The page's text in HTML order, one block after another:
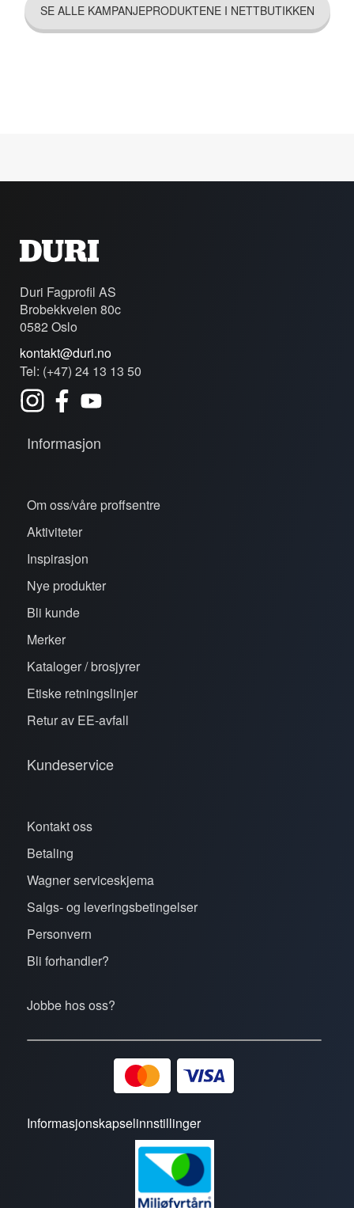
SE ALLE KAMPANJEPRODUKTENE I NETTBUTIKKEN
Duri Fagprofil AS
Brobekkveien 80c
0582 Oslo
kontakt@duri.no
Tel: (+47) 24 13 13 50
Informasjon
Om oss/våre proffsentre
Aktiviteter
Inspirasjon
Nye produkter
Bli kunde
Merker
Kataloger / brosjyrer
Etiske retningslinjer
Retur av EE-avfall
Kundeservice
Kontakt oss
Betaling
Wagner serviceskjema
Salgs- og leveringsbetingelser
Personvern
Bli forhandler?
Jobbe hos oss?
Informasjonskapselinnstillinger